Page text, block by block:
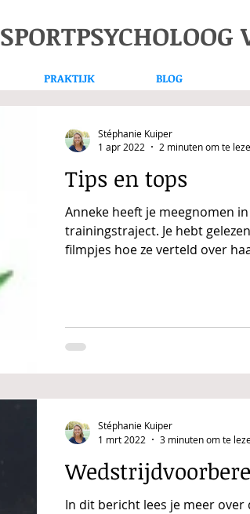
SPORTPSYCHOLOOG
PRAKTIJK BLOG
Tips en tops
Anneke heeft je meegnomen
trainingstraject. Je hebt
filmpjes hoe ze verteld over
Stéphanie Kuiper
1 apr 2022
2 minuten om te
In dit bericht lees je meer over
Stéphanie Kuiper
1 mrt 2022
3 minuten om te